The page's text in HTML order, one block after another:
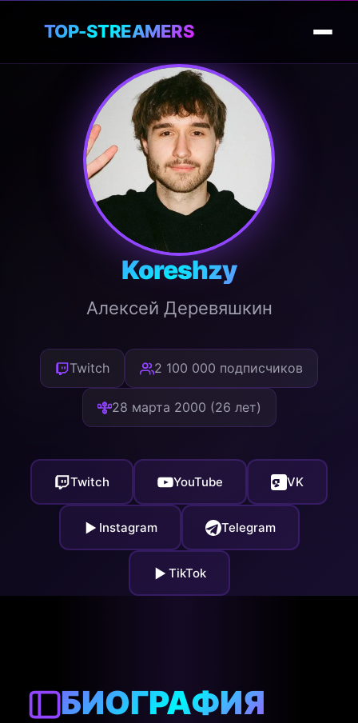
TOP-STREAMERS
Koreshzy
Алексей Деревяшкин
Twitch 2 100 000 подписчиков
28 марта 2000 (26 лет)
Twitch YouTube VK
Instagram Telegram
TikTok
БИОГРАФИЯ